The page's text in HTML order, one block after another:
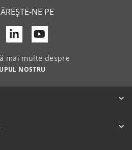
NE PE
Linkedin
mai multe despre
NOSTRU